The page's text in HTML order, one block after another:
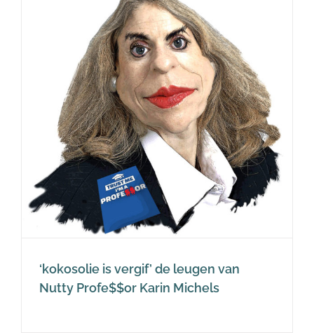
‘kokosolie is vergif’ de leugen van
Nutty Profe$$or Karin Michels